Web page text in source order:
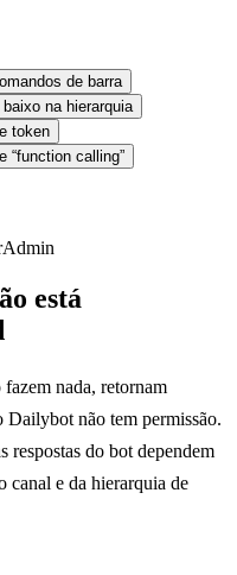
de barra
na hierarquia
token
“function calling”
Admin
está
nada, retornam
não tem permissão.
respostas do bot dependem
canal e da hierarquia de